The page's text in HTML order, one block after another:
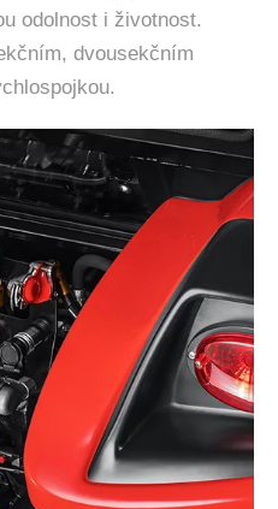
odolnost i životnost.
dvousekčním